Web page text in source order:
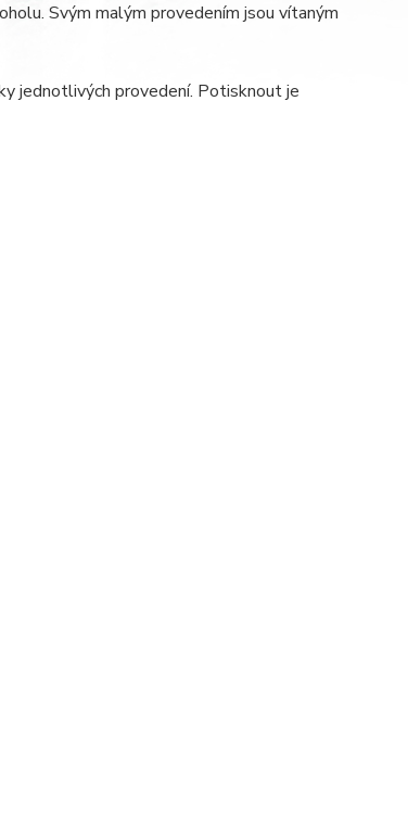
Svým malým provedením jsou vítaným
jednotlivých provedení. Potisknout je